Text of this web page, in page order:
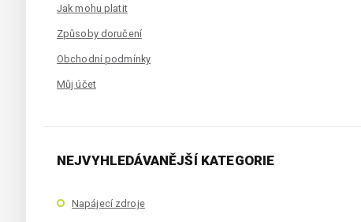
Jak mohu platit
Způsoby doručení
Obchodní podmínky
Můj účet
NEJVYHLEDÁVANĚJŠÍ KATEGORIE
Napájecí zdroje